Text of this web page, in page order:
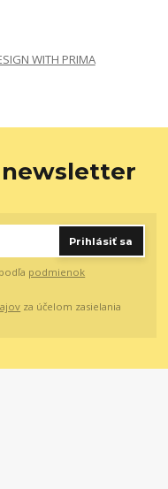
WITH PRIMA
Prihlásiť sa
podmienok
za účelom zasielania